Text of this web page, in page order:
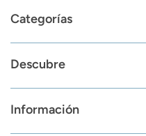
Categorías
Descubre
Información